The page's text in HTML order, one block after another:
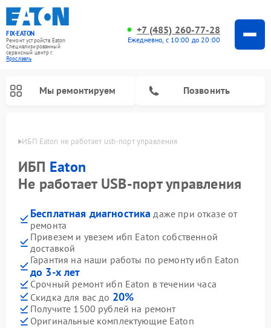
FIX-EATON
Ремонт устройств Eaton
Специализированный
cервисный центр г.
Ярославль
+7 (485) 260-77-28
Ежедневно, с 10:00 до 20:00
Мы ремонтируем Позвонить
ИБП Eaton не работает usb-порт управления
ИБП Eaton
Не работает USB-порт управления
Бесплатная диагностика даже при отказе от
ремонта
Привезем и увезем ибп Eaton собственной
доставкой
Гарантия на наши работы по ремонту ибп Eaton
до 3-х лет
Срочный ремонт ибп Eaton в течении часа
Скидка для вас до 20%
Получите 1500 рублей на ремонт
Оригинальные комплектующие Eaton